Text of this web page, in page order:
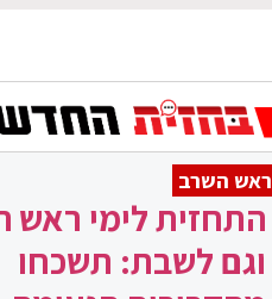
ראש השרב
התחזית לימי ראש
וגם לשבת: תשכחו